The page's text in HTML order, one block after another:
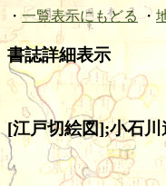
・ 一覧表示にもどる ・
書誌詳細表示
[江戸切絵図];小石